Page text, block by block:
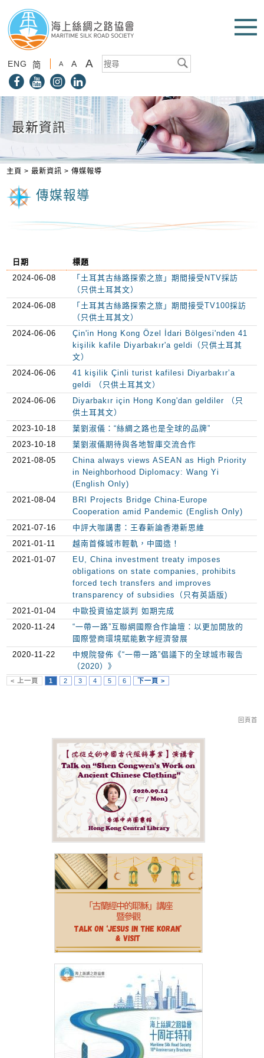
ENG 简 A A A
最新資訊
主頁 >最新資訊 >傳媒報導
傳媒報導
日期
標題
2024-06-08
「土耳其古絲路探索之旅」期間接受NTV採訪
（只供土耳其文）
2024-06-08
「土耳其古絲路探索之旅」期間接受TV100採訪
（只供土耳其文）
2024-06-06
Çin'in Hong Kong Özel İdari Bölgesi'nden 41
kişilik kafile Diyarbakır'a geldi（只供土耳其
文）
2024-06-06
41 kişilik Çinli turist kafilesi Diyarbakır’a
geldi （只供土耳其文）
2024-06-06
Diyarbakır için Hong Kong'dan geldiler （只
供土耳其文）
2023-10-18
葉劉淑儀：“絲綢之路也是全球的品牌”
2023-10-18
葉劉淑儀期待與各地智庫交流合作
2021-08-05
China always views ASEAN as High Priority
in Neighborhood Diplomacy: Wang Yi
(English Only)
2021-08-04
BRI Projects Bridge China-Europe
Cooperation amid Pandemic (English Only)
2021-07-16
中評大咖講書：王春新論香港新思維
2021-01-11
越南首條城市輕軌，中國造！
2021-01-07
EU, China investment treaty imposes
obligations on state companies, prohibits
forced tech transfers and improves
transparency of subsidies（只有英語版)
2021-01-04
中歐投資協定談判 如期完成
2020-11-24
“一帶一路”互聯網國際合作論壇：以更加開放的
國際營商環境賦能數字經濟發展
2020-11-22
中規院發佈《“一帶一路”倡議下的全球城市報告
（2020）》
< 上一頁 1 2 3 4 5 6 下一頁 >
回頁首